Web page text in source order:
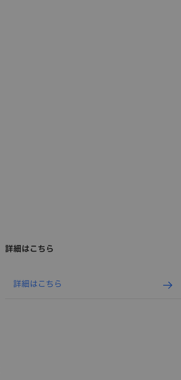
詳細はこちら
詳細はこちら